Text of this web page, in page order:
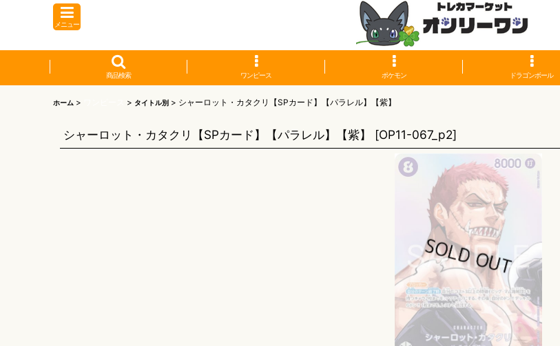
メニュー
商品検索 ワンピース ポケモン ドラゴンボール
ホーム > > タイトル別 > シャーロット・カタクリ【SPカード】【パラレル】【紫】
シャーロット・カタクリ【SPカード】【パラレル】【紫】 [OP11-067_p2]